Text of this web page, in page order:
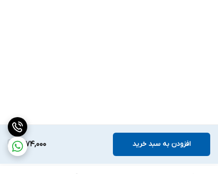
1,874,000 افزودن به سبد خرید